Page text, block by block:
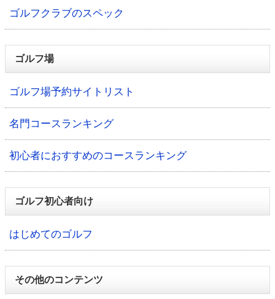
ゴルフクラブのスペック
ゴルフ場
ゴルフ場予約サイトリスト
名門コースランキング
初心者におすすめのコースランキング
ゴルフ初心者向け
はじめてのゴルフ
その他のコンテンツ